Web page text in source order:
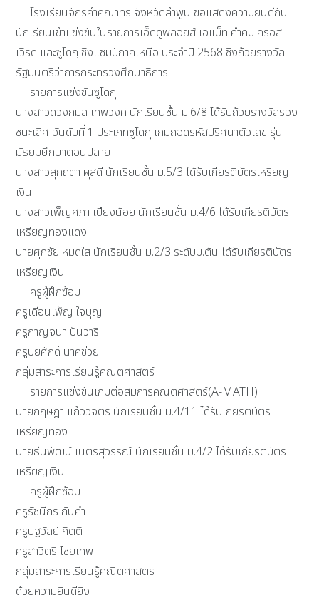
โรงเรียนจักรคำคณาทร จังหวัดลำพูน ขอแสดงความยินดีกับ
นักเรียนเข้าแข่งขันในรายการเอ็ดดูพลอยส์ เอแม็ท คำคม ครอส
เวิร์ด และซูโดกุ ชิงแชมป์ภาคเหนือ ประจำปี 2568 ชิงถ้วยรางวัล
รัฐมนตรีว่าการกระทรวงศึกษาธิการ
รายการแข่งขันซูโดกุ
นางสาวดวงกมล เทพวงค์ นักเรียนชั้น ม.6/8 ได้รับถ้วยรางวัลรอง
ชนะเลิศ อันดับที่ 1 ประเภทซูโดกุ เกมถอดรหัสปริศนาตัวเลข รุ่น
มัธยมษึกษาตอนปลาย
นางสาวสุกฤตา ผุสดี นักเรียนชั้น ม.5/3 ได้รับเกียรติบัตรเหรียญ
เงิน
นางสาวเพ็ญศุภา เปียงน้อย นักเรียนชั้น ม.4/6 ได้รับเกียรติบัตร
เหรียญทองแดง
นายศุภชัย หมดใส นักเรียนชั้น ม.2/3 ระดับม.ต้น ได้รับเกียรติบัตร
เหรียญเงิน
ครูผู้ฝึกซ้อม
ครูเดือนเพ็ญ ใจบุญ
ครูกาญจนา ปันวารี
ครูปิยศักดิ์ นาคช่วย
กลุ่มสาระการเรียนรู้คณิตศาสตร์
รายการแข่งขันเกมต่อสมการคณิตศาสตร์(A-MATH)
นายกฤษฎา แก้ววิจิตร นักเรียนชั้น ม.4/11 ได้รับเกียรติบัตร
เหรียญทอง
นายธีนพัฒน์ เนตรสุวรรณ์ นักเรียนชั้น ม.4/2 ได้รับเกียรติบัตร
เหรียญเงิน
ครูผู้ฝึกซ้อม
ครูรัชนีกร กันคำ
ครูปฐวัลย์ กิตติ
ครูสาวิตรี ไชยเทพ
กลุ่มสาระการเรียนรู้คณิตศาสตร์
ด้วยความยินดียิ่ง